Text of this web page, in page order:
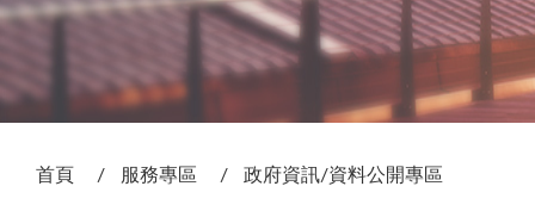
首頁 服務專區 政府資訊/資料公開專區